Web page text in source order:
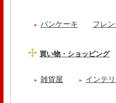
パンケーキ フレ
買い物・ショッピング
雑貨屋 インテ